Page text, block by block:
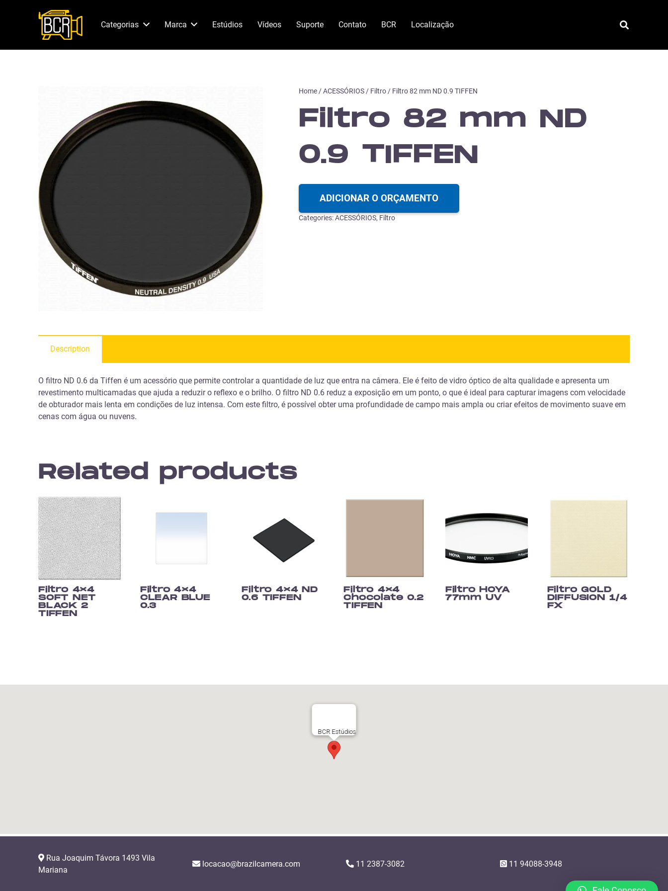
Categorias Marca Estúdios Vídeos Suporte Contato BCR Localização
Home/ACESSÓRIOS/ Filtro/ Filtro 82 mm ND 0.9 TIFFEN
Filtro 82 mm ND
0.9 TIFFEN
ADICIONAR O ORÇAMENTO
Categories:ACESSÓRIOS, Filtro
Description
O filtro ND 0.6 da Tiffen é um acessório que permite controlar a quantidade de luz que entra na câmera. Ele é feito de vidro óptico de alta qualidade e apresenta um
revestimento multicamadas que ajuda a reduzir o reflexo e o brilho. O filtro ND 0.6 reduz a exposição em um ponto, o que é ideal para capturar imagens com velocidade
de obturador mais lenta em condições de luz intensa. Com este filtro, é possível obter uma profundidade de campo mais ampla ou criar efeitos de movimento suave em
cenas com água ou nuvens.
Related products
Filtro 4×4
SOFT NET
BLACK 2
TIFFEN
Filtro 4×4
CLEAR BLUE
0.3
Filtro 4×4 ND
0.6 TIFFEN
Filtro 4×4
Chocolate 0.2
TIFFEN
Filtro HOYA
77mm UV
Filtro GOLD
DIFFUSION 1/4
FX
BCR Estúdios
Rua Joaquim Távora 1493 Vila
Mariana
locacao@brazilcamera.com 11 2387-3082 11 94088-3948